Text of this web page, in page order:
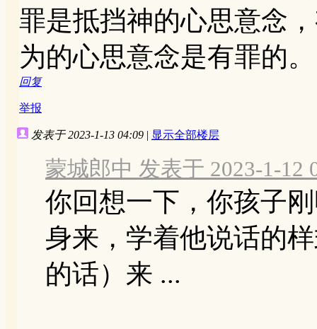
罪是抵挡神的心思意念
为的心思意念是有罪的。
回复
举报
发表于 2023-1-13 04:09 | 显示全部楼层
蒙城郎中 发表于 2023-1-12
你回想一下，你孩子
身来，学着他说话的
的话）来 ...